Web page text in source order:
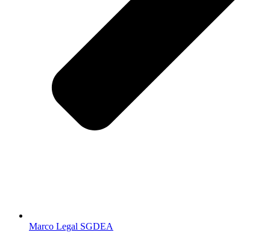
Marco Legal SGDEA